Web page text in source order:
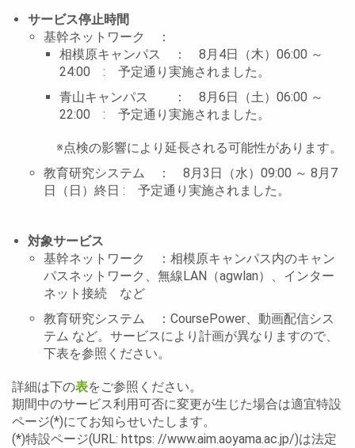
サービス停止時間
基幹ネットワーク ：
相模原キャンパス ： 8月4日（木）06:00 ～
24:00 : 予定通り実施されました。
青山キャンパス ： 8月6日（土）06:00 ～
22:00 : 予定通り実施されました。
※点検の影響により延長される可能性があります。
教育研究システム ： 8月3日（水）09:00 ～ 8月7
日（日）終日 : 予定通り実施されました。
対象サービス
基幹ネットワーク ：相模原キャンパス内のキャン
パスネットワーク、無線LAN（agwlan）、インター
ネット接続 など
教育研究システム ：CoursePower、動画配信シス
テム など。サービスにより計画が異なりますので、
下表を参照ください。
詳細は下の表をご参照ください。
期間中のサービス利用可否に変更が生じた場合は適宜特設
ページ(*)にてお知らせいたします。
(*)特設ページ(URL: https: //www.aim.aoyama.ac.jp/)は法定